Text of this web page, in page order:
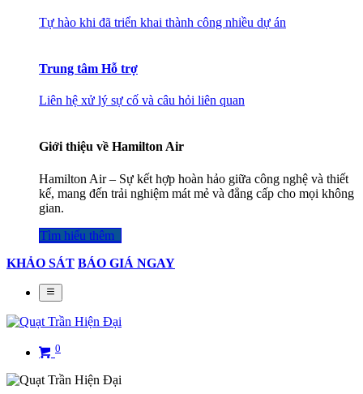
Tự hào khi đã triển khai thành công nhiều dự án
Trung tâm Hỗ trợ
Liên hệ xử lý sự cố và câu hỏi liên quan
Giới thiệu về Hamilton Air
Hamilton Air – Sự kết hợp hoàn hảo giữa công nghệ và thiết
kế, mang đến trải nghiệm mát mẻ và đẳng cấp cho mọi không
gian.
Tìm hiểu thêm​​​​​​​​
KHẢO SÁT BÁO GIÁ NGAY
0